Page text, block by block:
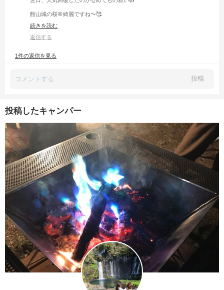
館山城の桜🌸綺麗ですね〜🥰
続きを読む
返信する
1件の返信を見る
投稿
投稿したキャンパー